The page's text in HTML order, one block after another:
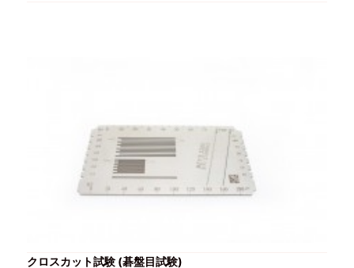
クロスカット試験 (碁盤目試験)